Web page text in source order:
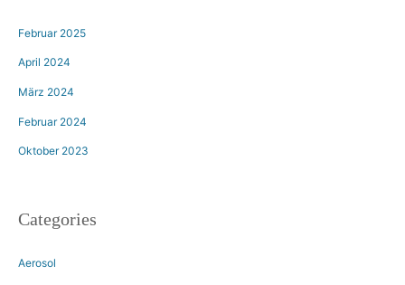
Februar 2025
April 2024
März 2024
Februar 2024
Oktober 2023
Categories
Aerosol